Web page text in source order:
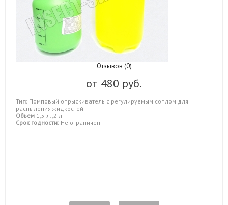
Отзывов (0)
от 480 руб.
Тип: Помповый опрыскиватель с регулируемым соплом для
распыления жидкостей
Объем 1,5 л.,2 л
Срок годности: Не ограничен